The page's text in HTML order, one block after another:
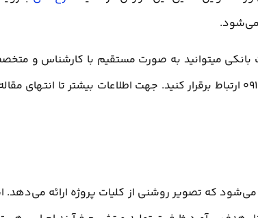
می‌شود.
بانکی میتوانید به صورت مستقیم با کارشناس و
این زمینه با تجربه 27 سال به صورت تلفنی با شماره تماس 09120039088 ارتباط برقرار کنید. جهت اطلاعات بیشتر تا انتهای
می‌شود که تصویر روشنی از کلیات پروژه ارائه می‌دهد.